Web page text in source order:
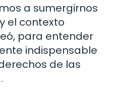
a sumergirnos
el contexto
para entender
indispensable
de las